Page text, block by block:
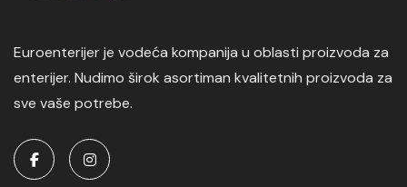
Euroenterijer je vodeća kompanija u oblasti proizvoda za
enterijer. Nudimo širok asortiman kvalitetnih proizvoda za
sve vaše potrebe.